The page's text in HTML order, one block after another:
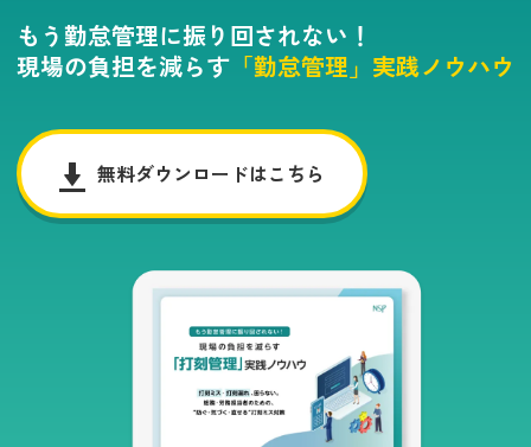
もう勤怠管理に振り回されない！
現場の負担を減らす 「勤怠管理」実践ノウハウ
無料ダウンロードはこちら